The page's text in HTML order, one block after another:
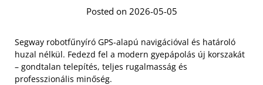
Posted on 2026-05-05
Segway robotfűnyíró GPS-alapú navigációval és határoló
huzal nélkül. Fedezd fel a modern gyepápolás új korszakát
– gondtalan telepítés, teljes rugalmasság és
professzionális minőség.